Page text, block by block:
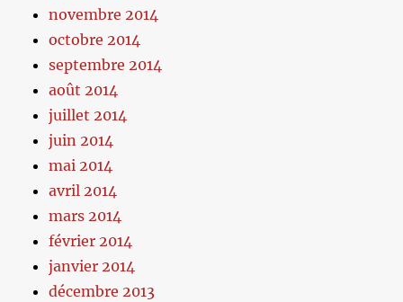
novembre 2014
octobre 2014
septembre 2014
août 2014
juillet 2014
juin 2014
mai 2014
avril 2014
mars 2014
février 2014
janvier 2014
décembre 2013